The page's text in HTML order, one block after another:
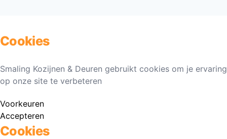
Cookies
Smaling Kozijnen & Deuren gebruikt cookies om je ervaring
op onze site te verbeteren
Voorkeuren
Accepteren
Cookies